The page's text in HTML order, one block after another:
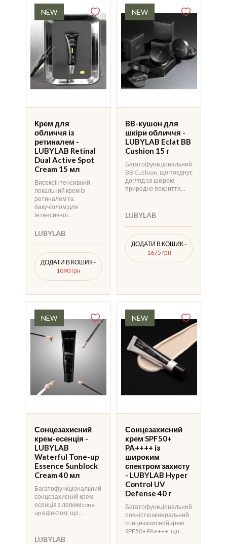
Крем для
обличчя із
ретиналем -
LUBYLAB Retinal
Dual Active Spot
Cream 15 мл
Високоінтенсивний
локальний крем із
ретиналем та
бакучіолом для
інтенсивної…
LUBYLAB
ДОДАТИ В КОШИК -
1090 грн
BB-кушон для
шкіри обличчя -
LUBYLAB Eclat BB
Cushion 15 г
Багатофункціональний
BB Cushion, що поєднує
догляд за шкірою,
природне покриття…
LUBYLAB
ДОДАТИ В КОШИК -
1675 грн
Сонцезахисний
крем-есенція -
LUBYLAB
Waterful Tone-up
Essence Sunblock
Cream 40 мл
Багатофункціональний
сонцезахисний крем-
есенція з легким tone-
up ефектом, що…
LUBYLAB
Сонцезахисний
крем SPF50+
PA++++ із
широким
спектром захисту
- LUBYLAB Hyper
Control UV
Defense 40 г
Багатофункціональний
повністю мінеральний
сонцезахисний крем
SPF50+ PA++++, що…